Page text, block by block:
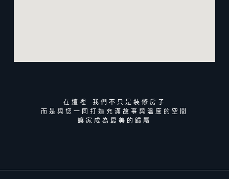
在這裡 我們不只是裝修房子
而是與您一同打造充滿故事與溫度的空間
讓家成為最美的歸屬